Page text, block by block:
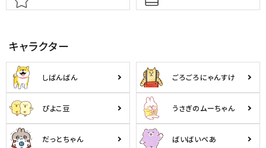
キャラクター
しばんばん ごろごろにゃんすけ
ぴよこ豆 うさぎのムーちゃん
だっとちゃん ばいばいべあ